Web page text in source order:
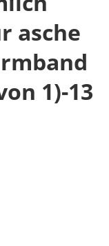
asche
1)-13